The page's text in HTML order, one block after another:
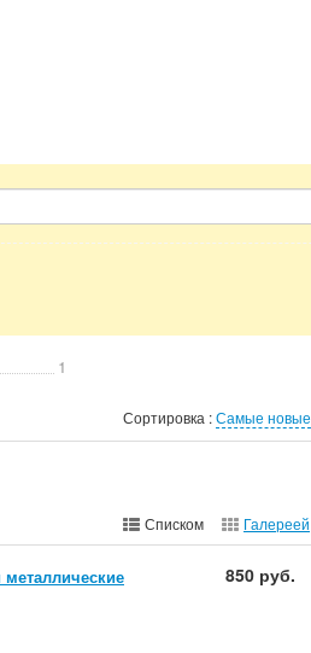
1
Сортировка :Самые новые
Списком Галереей
850 руб.